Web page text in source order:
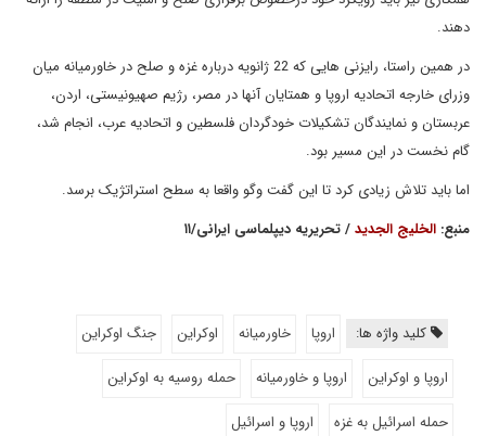
دهند.
در همین راستا، رایزنی هایی که 22 ژانویه درباره غزه و صلح در خاورمیانه میان
وزرای خارجه اتحادیه اروپا و همتایان آنها در مصر، رژیم صهیونیستی، اردن،
عربستان و نمایندگان تشکیلات خودگردان فلسطین و اتحادیه عرب، انجام شد،
گام نخست در این مسیر بود.
اما باید تلاش زیادی کرد تا این گفت وگو واقعا به سطح استراتژیک برسد.
منبع: الخلیج الجدید/ تحریریه دیپلماسی ایرانی/۱۱
کلید واژه ها: اروپا خاورمیانه اوکراین
جنگ اوکراین
اروپا و اوکراین
اروپا و خاورمیانه
حمله روسیه به اوکراین
حمله اسرائیل به غزه
اروپا و اسرائیل